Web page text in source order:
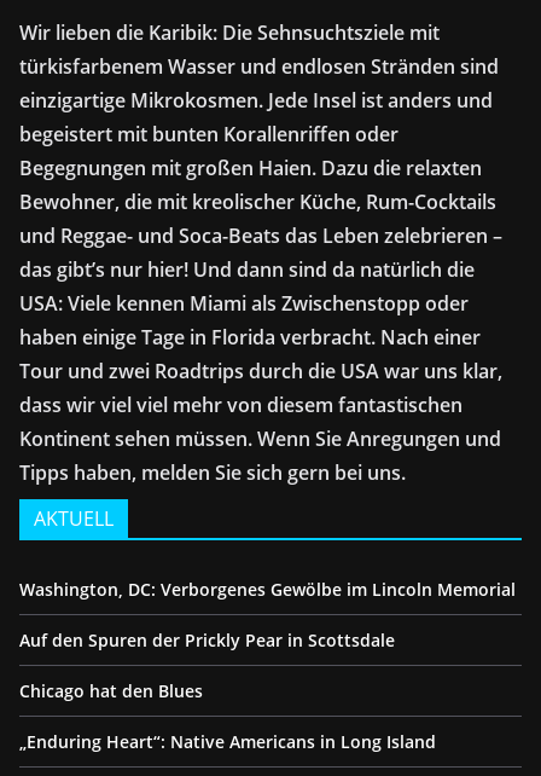
Wir lieben die Karibik: Die Sehnsuchtsziele mit
türkisfarbenem Wasser und endlosen Stränden sind
einzigartige Mikrokosmen. Jede Insel ist anders und
begeistert mit bunten Korallenriffen oder
Begegnungen mit großen Haien. Dazu die relaxten
Bewohner, die mit kreolischer Küche, Rum-Cocktails
und Reggae- und Soca-Beats das Leben zelebrieren –
das gibt’s nur hier! Und dann sind da natürlich die
USA: Viele kennen Miami als Zwischenstopp oder
haben einige Tage in Florida verbracht. Nach einer
Tour und zwei Roadtrips durch die USA war uns klar,
dass wir viel viel mehr von diesem fantastischen
Kontinent sehen müssen. Wenn Sie Anregungen und
Tipps haben, melden Sie sich gern bei uns.
AKTUELL
Washington, DC: Verborgenes Gewölbe im Lincoln Memorial
Auf den Spuren der Prickly Pear in Scottsdale
Chicago hat den Blues
„Enduring Heart“: Native Americans in Long Island